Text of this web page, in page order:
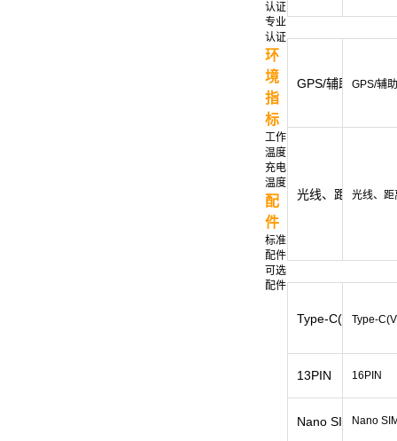
认证
专业
认证
环
境
指
标
工作
温度
充电
温度
配
件
标准
配件
可选
配件
GPS/辅助GPS、
光线、距离、重
Type-C(支持
13PIN
Nano SIM*2（支
GPS/辅
光线、距
Type-
16PIN
Nano